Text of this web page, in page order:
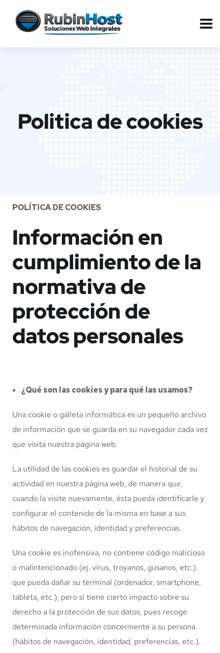
Politica de cookies
POLÍTICA DE COOKIES
Información en
cumplimiento de la
normativa de
protección de
datos personales
¿Qué son las cookies y para qué las usamos?
Una cookie o galleta informática es un pequeño archivo
de información que se guarda en su navegador cada vez
que visita nuestra página web.
La utilidad de las cookies es guardar el historial de su
actividad en nuestra página web, de manera que,
cuando la visite nuevamente, ésta pueda identificarle y
configurar el contenido de la misma en base a sus
hábitos de navegación, identidad y preferencias.
Una cookie es inofensiva, no contiene código malicioso
o malintencionado (ej. virus, troyanos, gusanos, etc.)
que pueda dañar su terminal (ordenador, smartphone,
tableta, etc.), pero sí tiene cierto impacto sobre su
derecho a la protección de sus datos, pues recoge
determinada información concerniente a su persona
(hábitos de navegación, identidad, preferencias, etc.).